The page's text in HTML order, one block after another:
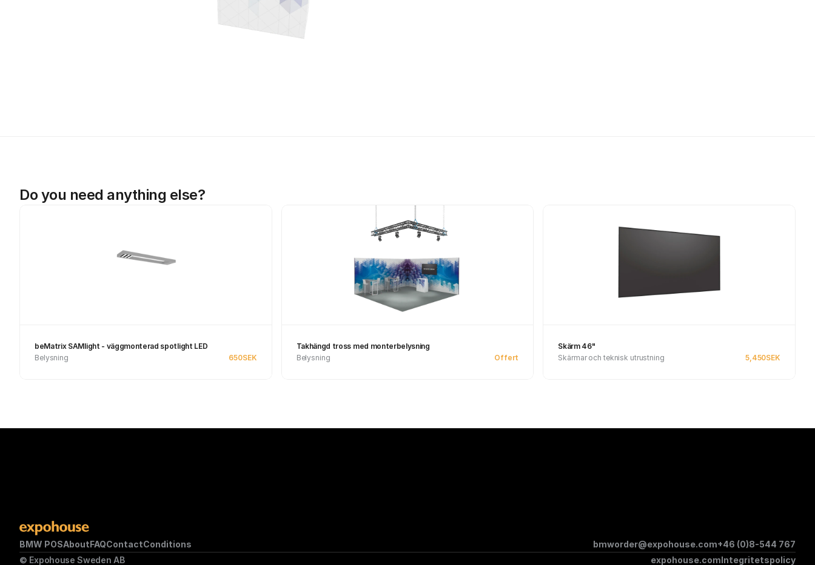
Do you need anything else?
beMatrix SAMlight - väggmonterad spotlight LED
Belysning
650SEK
Takhängd tross med monterbelysning
Belysning
Offert
Skärm 46"
Skärmar och teknisk utrustning
5,450SEK
BMW POSAboutFAQContactConditions bmworder@expohouse.com+46 (0)8-544 767
© Expohouse Sweden AB
expohouse.comIntegritetspolicy